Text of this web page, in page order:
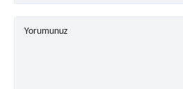
Yorumunuz